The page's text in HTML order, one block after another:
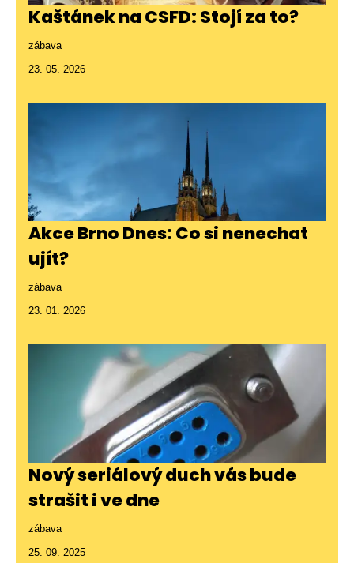
Kaštánek na CSFD: Stojí za to?
zábava
23. 05. 2026
Akce Brno Dnes: Co si nenechat
ujít?
zábava
23. 01. 2026
Nový seriálový duch vás bude
strašit i ve dne
zábava
25. 09. 2025